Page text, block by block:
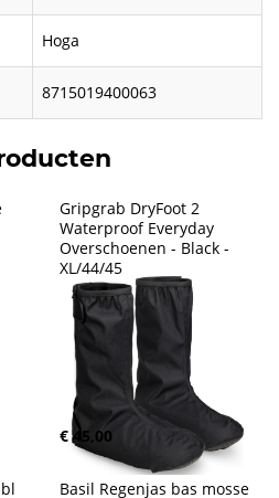
Hoga
8715019400063
Gripgrab DryFoot 2
Waterproof Everyday
Overschoenen - Black -
XL/44/45
€ 45,00
Basil Regenjas bas mosse